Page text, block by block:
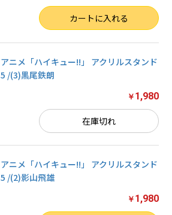
カートに入れる
アニメ「ハイキュー!!」 アクリルスタンド
5 /(3)黒尾鉄朗
￥ 1,980
在庫切れ
アニメ「ハイキュー!!」 アクリルスタンド
5 /(2)影山飛雄
￥ 1,980